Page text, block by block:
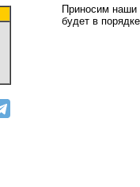
Приносим наши
будет в